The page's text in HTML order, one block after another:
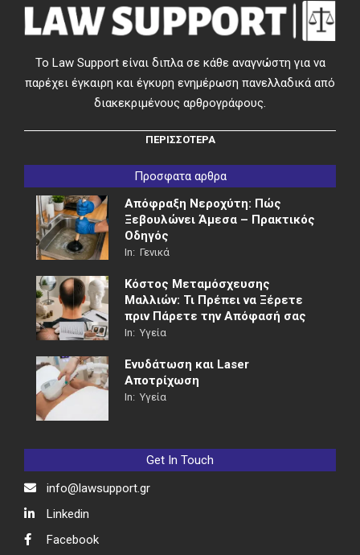
Το Law Support είναι διπλα σε κάθε αναγνώστη για να
παρέχει έγκαιρη και έγκυρη ενημέρωση πανελλαδικά από
διακεκριμένους αρθρογράφους.
ΠΕΡΙΣΣΟΤΕΡΑ
Προσφατα αρθρα
Απόφραξη Νεροχύτη: Πώς
Ξεβουλώνει Άμεσα – Πρακτικός
Οδηγός
In: Γενικά
Κόστος Μεταμόσχευσης
Μαλλιών: Τι Πρέπει να Ξέρετε
πριν Πάρετε την Απόφασή σας
In: Υγεία
Ενυδάτωση και Laser
Αποτρίχωση
In: Υγεία
Get In Touch
info@lawsupport.gr
Linkedin
Facebook